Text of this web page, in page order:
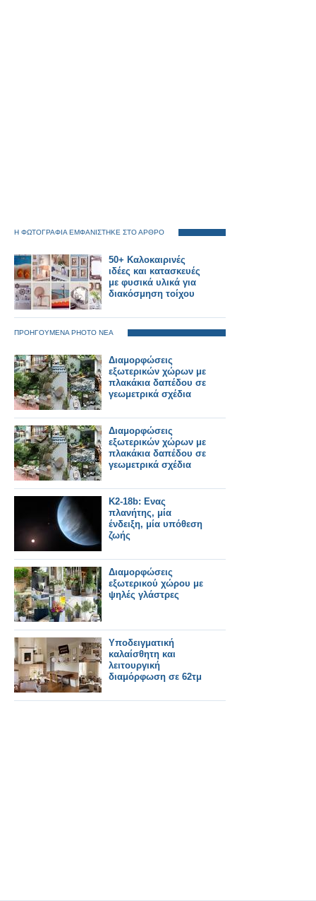
Η ΦΩΤΟΓΡΑΦΙΑ ΕΜΦΑΝΙΣΤΗΚΕ ΣΤΟ ΑΡΘΡΟ
50+ Καλοκαιρινές
ιδέες και κατασκευές
με φυσικά υλικά για
διακόσμηση τοίχου
ΠΡΟΗΓΟΥΜΕΝΑ PHOTO ΝΕΑ
Διαμορφώσεις
εξωτερικών χώρων με
πλακάκια δαπέδου σε
γεωμετρικά σχέδια
Διαμορφώσεις
εξωτερικών χώρων με
πλακάκια δαπέδου σε
γεωμετρικά σχέδια
K2-18b: Ενας
πλανήτης, μία
ένδειξη, μία υπόθεση
ζωής
Διαμορφώσεις
εξωτερικού χώρου με
ψηλές γλάστρες
Υποδειγματική
καλαίσθητη και
λειτουργική
διαμόρφωση σε 62τμ